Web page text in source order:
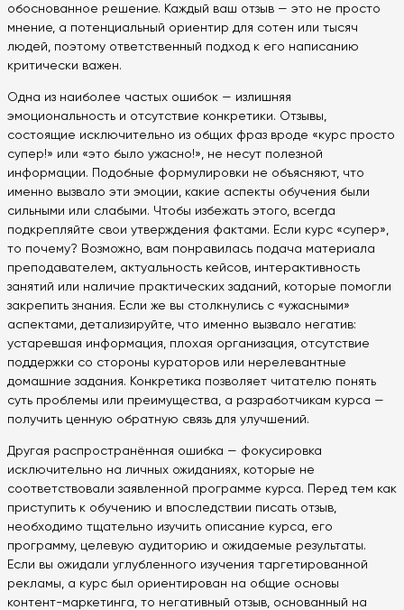
обоснованное решение. Каждый ваш отзыв — это не просто
мнение, а потенциальный ориентир для сотен или тысяч
людей, поэтому ответственный подход к его написанию
критически важен.
Одна из наиболее частых ошибок — излишняя
эмоциональность и отсутствие конкретики. Отзывы,
состоящие исключительно из общих фраз вроде «курс просто
супер!» или «это было ужасно!», не несут полезной
информации. Подобные формулировки не объясняют, что
именно вызвало эти эмоции, какие аспекты обучения были
сильными или слабыми. Чтобы избежать этого, всегда
подкрепляйте свои утверждения фактами. Если курс «супер»,
то почему? Возможно, вам понравилась подача материала
преподавателем, актуальность кейсов, интерактивность
занятий или наличие практических заданий, которые помогли
закрепить знания. Если же вы столкнулись с «ужасными»
аспектами, детализируйте, что именно вызвало негатив:
устаревшая информация, плохая организация, отсутствие
поддержки со стороны кураторов или нерелевантные
домашние задания. Конкретика позволяет читателю понять
суть проблемы или преимущества, а разработчикам курса —
получить ценную обратную связь для улучшений.
Другая распространённая ошибка — фокусировка
исключительно на личных ожиданиях, которые не
соответствовали заявленной программе курса. Перед тем как
приступить к обучению и впоследствии писать отзыв,
необходимо тщательно изучить описание курса, его
программу, целевую аудиторию и ожидаемые результаты.
Если вы ожидали углубленного изучения таргетированной
рекламы, а курс был ориентирован на общие основы
контент-маркетинга, то негативный отзыв, основанный на